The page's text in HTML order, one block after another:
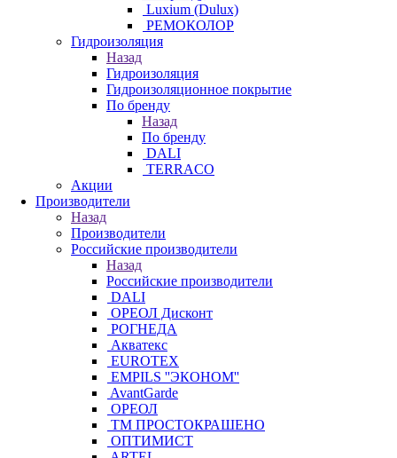
Luxium (Dulux)
РЕМОКОЛОР
Гидроизоляция
Назад
Гидроизоляция
Гидроизоляционное покрытие
По бренду
Назад
По бренду
DALI
TERRACO
Акции
Производители
Назад
Производители
Российские производители
Назад
Российские производители
DALI
ОРЕОЛ Дисконт
РОГНЕДА
Акватекс
EUROTEX
EMPILS ''ЭКОНОМ''
AvantGarde
ОРЕОЛ
ТМ ПРОСТОКРАШЕНО
ОПТИМИСТ